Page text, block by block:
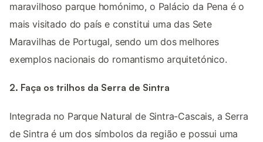
maravilhoso parque homónimo, o Palácio da Pena é o
mais visitado do país e constitui uma das Sete
Maravilhas de Portugal, sendo um dos melhores
exemplos nacionais do romantismo arquitetónico.
2. Faça os trilhos da Serra de Sintra
Integrada no Parque Natural de Sintra-Cascais, a Serra
de Sintra é um dos símbolos da região e possui uma